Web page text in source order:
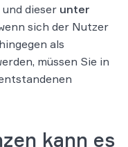
und dieser unter
sich der Nutzer
als
müssen Sie in
kann es